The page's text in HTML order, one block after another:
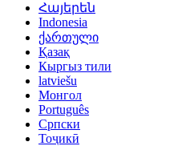
Հայերեն
Indonesia
ქართული
Қазақ
Кыргыз тили
latviešu
Монгол
Português
Српски
Тоҷикӣ